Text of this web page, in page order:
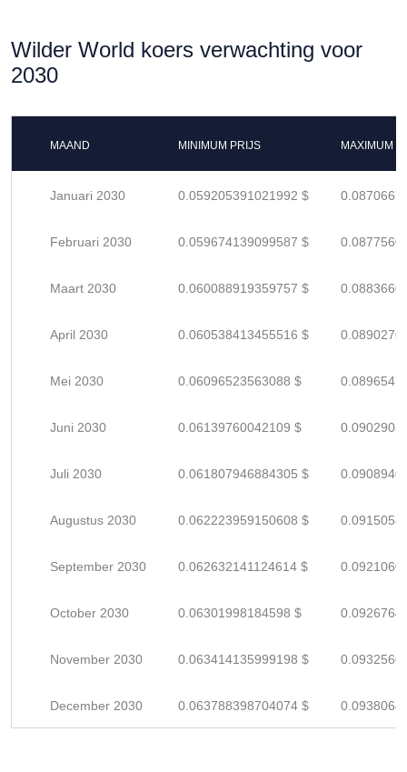
Wilder World koers verwachting voor
2030
MAAND MINIMUM PRIJS MAXIMUM
Januari 2030 0.059205391021992 $
Februari 2030 0.059674139099587 $
Maart 2030 0.060088919359757 $
April 2030 0.060538413455516 $
Mei 2030 0.06096523563088 $
Juni 2030 0.06139760042109 $
Juli 2030 0.061807946884305 $
Augustus 2030 0.062223959150608 $
September 2030 0.062632141124614 $
October 2030 0.06301998184598 $
November 2030 0.063414135999198 $
December 2030 0.063788398704074 $